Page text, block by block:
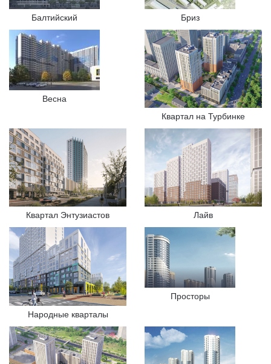
Балтийский Бриз
Весна
Квартал на Турбинке
Квартал Энтузиастов Лайв
Народные кварталы
Просторы